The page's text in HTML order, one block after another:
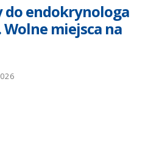
endokrynologa
miejsca na